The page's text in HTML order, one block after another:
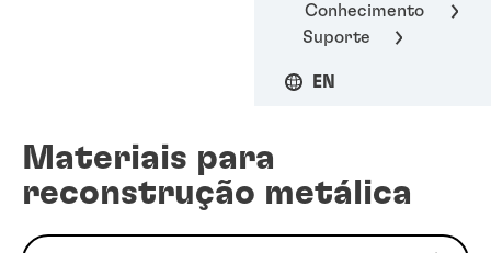
Conhecimento
Suporte
EN
Materiais para
reconstrução metálica